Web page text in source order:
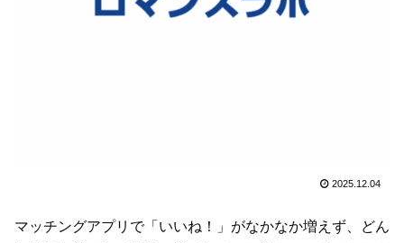
2025.12.04
マッチングアプリで「いいね！」がなかなか増えず、どん